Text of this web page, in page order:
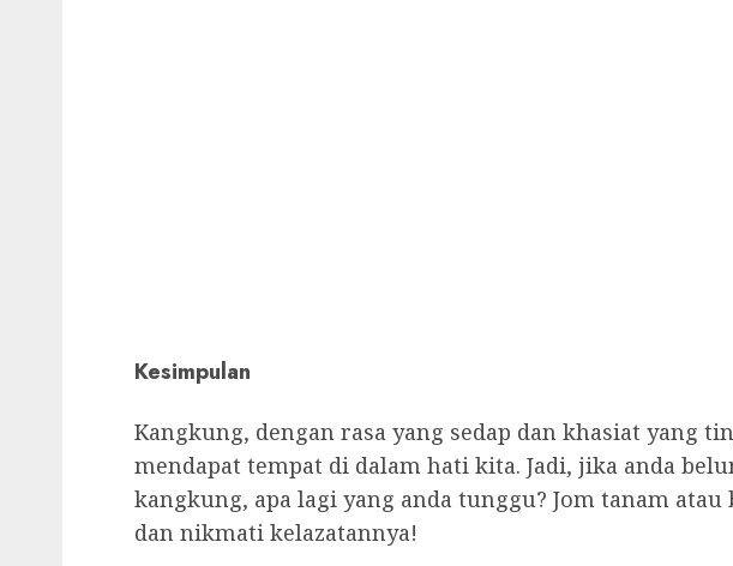
Kesimpulan
Kangkung, dengan rasa yang sedap dan khasiat yang
mendapat tempat di dalam hati kita. Jadi, jika anda
kangkung, apa lagi yang anda tunggu? Jom tanam
dan nikmati kelazatannya!